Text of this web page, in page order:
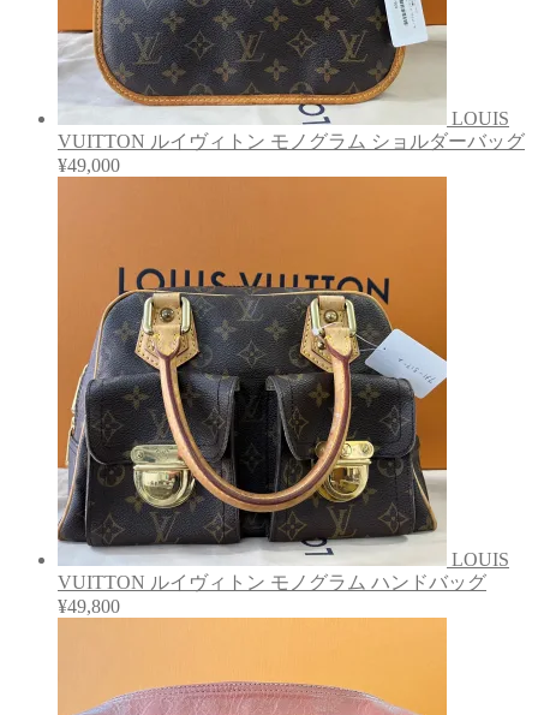
LOUIS
VUITTON ルイヴィトン モノグラム ショルダーバッグ
¥49,000
LOUIS
VUITTON ルイヴィトン モノグラム ハンドバッグ
¥49,800